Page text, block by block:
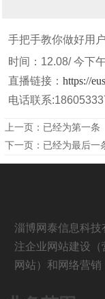
手把手教你做好用
时间：12.08/ 今下
直播链接： https://
电话联系
上一页：已经为第一条
下一页：已经为最后一
淄博网泰信息科技
注企业网站建设（
网站）和网络营销